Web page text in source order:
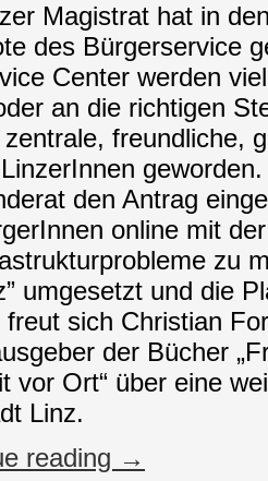
Magistrat hat in
des Bürgerservice
Center werden
an die richtigen
freundliche,
den Antrag
online mit
zu
umgesetzt und die
freut sich Christian
der Bücher
vor Ort“ über eine
Linz.
reading →